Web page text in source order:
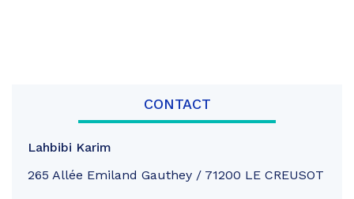
CONTACT
Lahbibi Karim
265 Allée Emiland Gauthey / 71200 LE CREUSOT